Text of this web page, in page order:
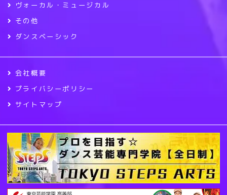
ヴォーカル・ミュージカル
その他
ダンスベーシック
会社概要
プライバシーポリシー
サイトマップ